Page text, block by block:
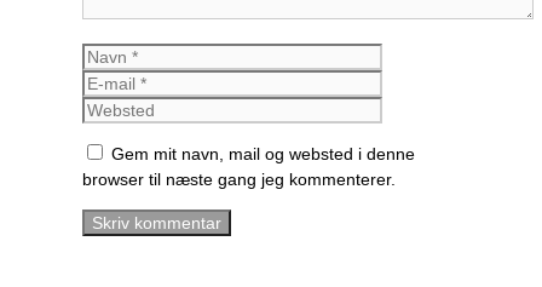
Navn
Gem mit navn, mail og websted i denne
browser til næste gang jeg kommenterer.